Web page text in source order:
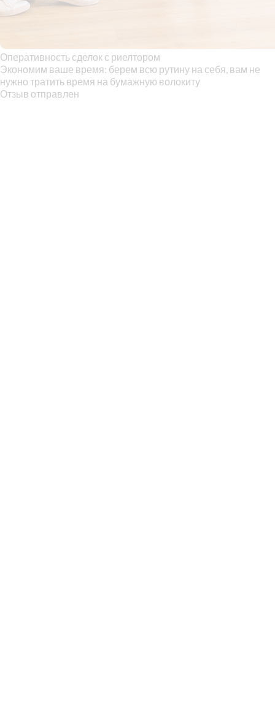
Оперативность сделок с риелтором
Экономим ваше время: берем всю рутину на себя, вам не
нужно тратить время на бумажную волокиту
Отзыв отправлен